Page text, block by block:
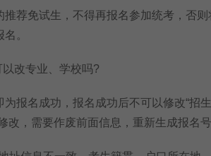
免试生，不得再报名参加统考，否则
。
改专业、学校吗?
名成功，报名成功后不可以修改“招
改，需要作废前面信息，重新生成报名